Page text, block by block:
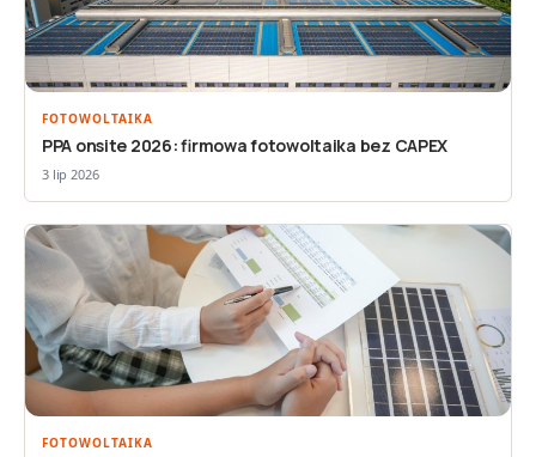
FOTOWOLTAIKA
PPA onsite 2026: firmowa fotowoltaika bez CAPEX
3 lip 2026
FOTOWOLTAIKA